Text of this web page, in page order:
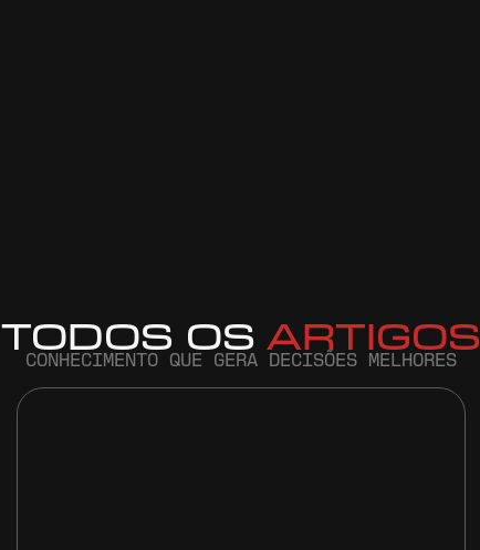
TODOS OS ARTIGOS
CONHECIMENTO QUE GERA DECISÕES MELHORES